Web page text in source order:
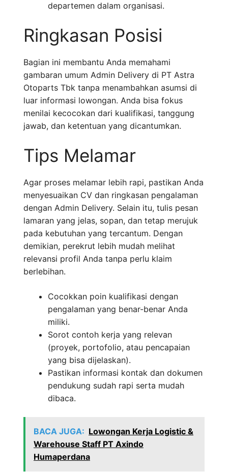
departemen dalam organisasi.
Ringkasan Posisi
Bagian ini membantu Anda memahami
gambaran umum Admin Delivery di PT Astra
Otoparts Tbk tanpa menambahkan asumsi di
luar informasi lowongan. Anda bisa fokus
menilai kecocokan dari kualifikasi, tanggung
jawab, dan ketentuan yang dicantumkan.
Tips Melamar
Agar proses melamar lebih rapi, pastikan Anda
menyesuaikan CV dan ringkasan pengalaman
dengan Admin Delivery. Selain itu, tulis pesan
lamaran yang jelas, sopan, dan tetap merujuk
pada kebutuhan yang tercantum. Dengan
demikian, perekrut lebih mudah melihat
relevansi profil Anda tanpa perlu klaim
berlebihan.
Cocokkan poin kualifikasi dengan
pengalaman yang benar-benar Anda
miliki.
Sorot contoh kerja yang relevan
(proyek, portofolio, atau pencapaian
yang bisa dijelaskan).
Pastikan informasi kontak dan dokumen
pendukung sudah rapi serta mudah
dibaca.
BACA JUGA: Lowongan Kerja Logistic &
Warehouse Staff PT Axindo
Humaperdana